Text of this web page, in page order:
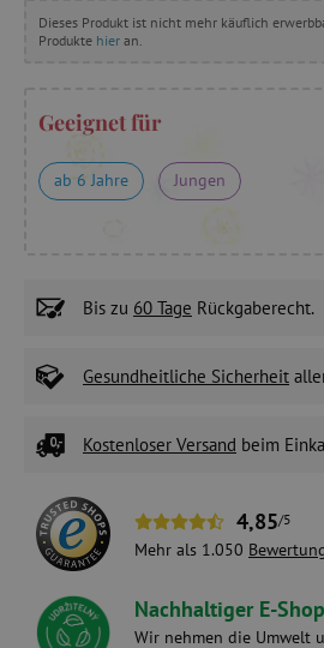
Dieses Produkt ist nicht mehr käuflich
Produkte hier an.
Geeignet für
ab 6 Jahre Jungen
Bis zu 60 Tage Rückgaberecht.
Gesundheitliche Sicherheit
Kostenloser Versand beim
4,85/5
Mehr als 1.050
Nachhaltiger E-Shop
Wir nehmen die Umwelt